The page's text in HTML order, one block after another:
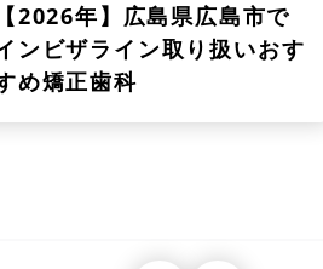
【2026年】 広島県広島市で
ンビザライン取り扱いおす
め矯正歯科